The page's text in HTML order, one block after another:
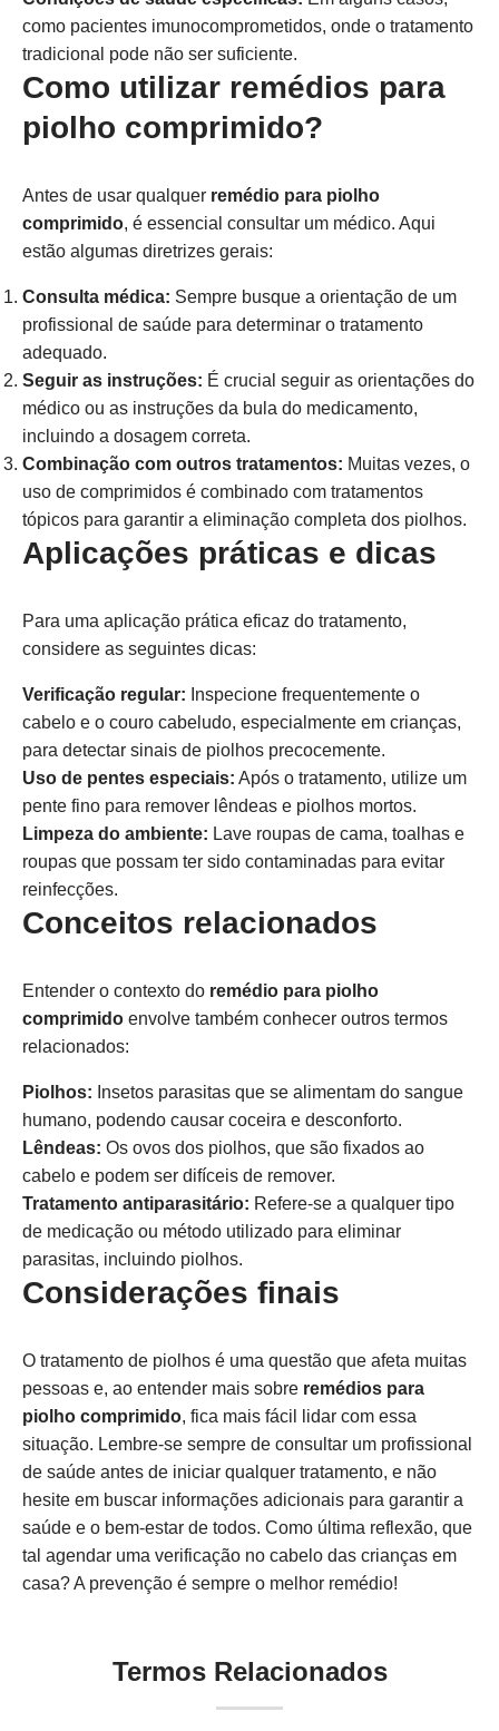
como pacientes imunocomprometidos, onde o tratamento
tradicional pode não ser suficiente.
Como utilizar remédios para
piolho comprimido?
Antes de usar qualquer remédio para piolho
comprimido, é essencial consultar um médico. Aqui
estão algumas diretrizes gerais:
Consulta médica: Sempre busque a orientação de um
profissional de saúde para determinar o tratamento
adequado.
Seguir as instruções: É crucial seguir as orientações do
médico ou as instruções da bula do medicamento,
incluindo a dosagem correta.
Combinação com outros tratamentos: Muitas vezes, o
uso de comprimidos é combinado com tratamentos
tópicos para garantir a eliminação completa dos piolhos.
Aplicações práticas e dicas
Para uma aplicação prática eficaz do tratamento,
considere as seguintes dicas:
Verificação regular: Inspecione frequentemente o
cabelo e o couro cabeludo, especialmente em crianças,
para detectar sinais de piolhos precocemente.
Uso de pentes especiais: Após o tratamento, utilize um
pente fino para remover lêndeas e piolhos mortos.
Limpeza do ambiente: Lave roupas de cama, toalhas e
roupas que possam ter sido contaminadas para evitar
reinfecções.
Conceitos relacionados
Entender o contexto do remédio para piolho
comprimido envolve também conhecer outros termos
relacionados:
Piolhos: Insetos parasitas que se alimentam do sangue
humano, podendo causar coceira e desconforto.
Lêndeas: Os ovos dos piolhos, que são fixados ao
cabelo e podem ser difíceis de remover.
Tratamento antiparasitário: Refere-se a qualquer tipo
de medicação ou método utilizado para eliminar
parasitas, incluindo piolhos.
Considerações finais
O tratamento de piolhos é uma questão que afeta muitas
pessoas e, ao entender mais sobre remédios para
piolho comprimido, fica mais fácil lidar com essa
situação. Lembre-se sempre de consultar um profissional
de saúde antes de iniciar qualquer tratamento, e não
hesite em buscar informações adicionais para garantir a
saúde e o bem-estar de todos. Como última reflexão, que
tal agendar uma verificação no cabelo das crianças em
casa? A prevenção é sempre o melhor remédio!
Termos Relacionados